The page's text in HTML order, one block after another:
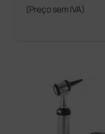
(Preço sem IVA)